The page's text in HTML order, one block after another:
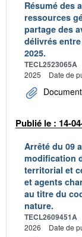
Résumé des
ressources
partage des
délivrés
2025.
TECL2523065A
2025
Date de
Publié le : 14-
Arrêté du 09
modification
territorial et
et agents
au titre du
nature.
TECL2609451A
2026
Date de